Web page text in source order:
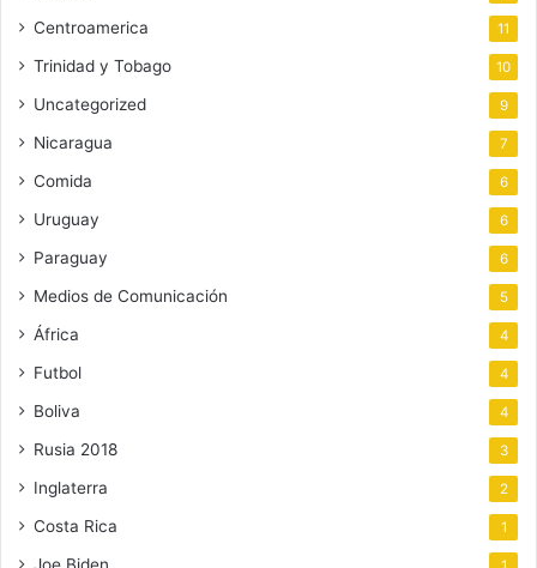
Centroamerica 11
Trinidad y Tobago 10
Uncategorized 9
Nicaragua 7
Comida 6
Uruguay 6
Paraguay 6
Medios de Comunicación 5
África 4
Futbol 4
Boliva 4
Rusia 2018 3
Inglaterra 2
Costa Rica 1